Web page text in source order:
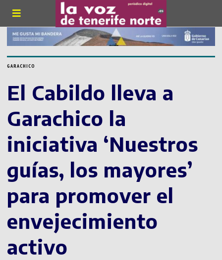
GARACHICO
El Cabildo lleva a
Garachico la
iniciativa ‘Nuestros
guías, los mayores’
para promover el
envejecimiento
activo